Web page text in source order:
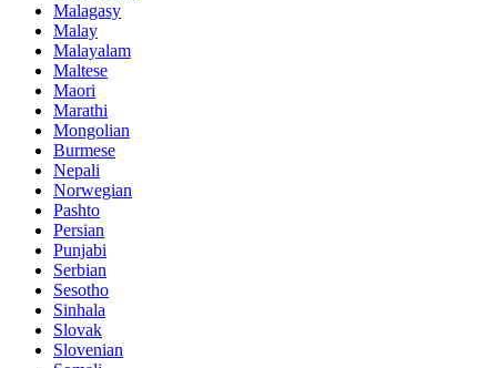
Malagasy
Malay
Malayalam
Maltese
Maori
Marathi
Mongolian
Burmese
Nepali
Norwegian
Pashto
Persian
Punjabi
Serbian
Sesotho
Sinhala
Slovak
Slovenian